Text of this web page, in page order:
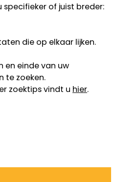
specifieker of juist breder:
die op elkaar lijken.
en einde van uw
te zoeken.
zoektips vindt u hier.